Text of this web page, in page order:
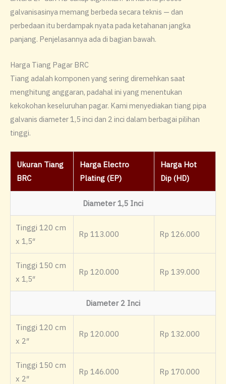
galvanisasinya memang berbeda secara teknis — dan
perbedaan itu berdampak nyata pada ketahanan jangka
panjang. Penjelasannya ada di bagian bawah.
Harga Tiang Pagar BRC
Tiang adalah komponen yang sering diremehkan saat
menghitung anggaran, padahal ini yang menentukan
kekokohan keseluruhan pagar. Kami menyediakan tiang pipa
galvanis diameter 1,5 inci dan 2 inci dalam berbagai pilihan
tinggi.
Ukuran Tiang
BRC
Harga Electro
Plating (EP)
Harga Hot
Dip (HD)
Diameter 1,5 Inci
Tinggi 120 cm
x 1,5″
Rp 113.000 Rp 126.000
Tinggi 150 cm
x 1,5″
Rp 120.000 Rp 139.000
Diameter 2 Inci
Tinggi 120 cm
x 2″
Rp 120.000 Rp 132.000
Tinggi 150 cm
x 2″
Rp 146.000 Rp 170.000